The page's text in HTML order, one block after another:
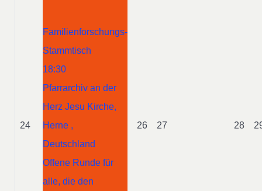
24
Familienforschungs-
Stammtisch
18:30
Pfarrarchiv an der
Herz Jesu Kirche,
Herne ,
Deutschland
Offene Runde für
alle, die den
26 27 28